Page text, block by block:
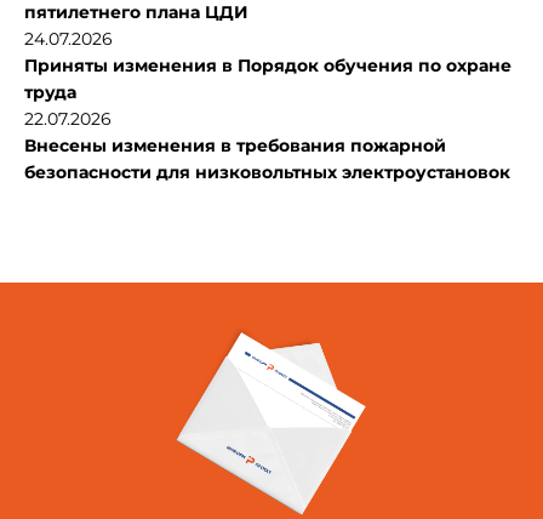
пятилетнего плана ЦДИ
24.07.2026
Приняты изменения в Порядок обучения по охране
труда
22.07.2026
Внесены изменения в требования пожарной
безопасности для низковольтных электроустановок